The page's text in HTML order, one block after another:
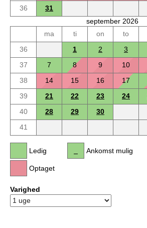
36
31
september 2026
ma
ti on to
36
1 2 3
37
7 8 9 10
38
14 15 16 17
39
21 22 23 24
40
28 29
30
41
Ledig
Optaget
Ankomst mulig
Varighed